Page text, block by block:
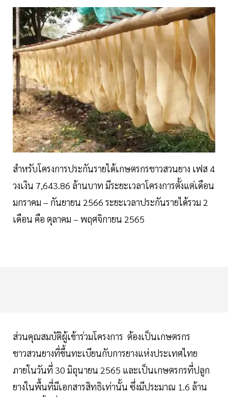
สำหรับโครงการประกันรายได้เกษตรกรชาวสวนยาง เฟส 4
วงเงิน 7,643.86 ล้านบาท มีระยะเวลาโครงการตั้งแต่เดือน
มกราคม – กันยายน 2566 ระยะเวลาประกันรายได้รวม 2
เดือน คือ ตุลาคม – พฤศจิกายน 2565
ส่วนคุณสมบัติผู้เข้าร่วมโครงการ ต้องเป็นเกษตรกร
ชาวสวนยางที่ขึ้นทะเบียนกับการยางแห่งประเทศไทย
ภายในวันที่ 30 มิถุนายน 2565 และเป็นเกษตรกรที่ปลูก
ยางในพื้นที่มีเอกสารสิทธิเท่านั้น ซึ่งมีประมาณ 1.6 ล้าน